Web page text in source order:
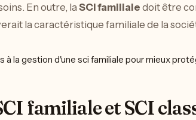
En outre, la SCI familiale doit être
la caractéristique familiale de la
familiale et SCI